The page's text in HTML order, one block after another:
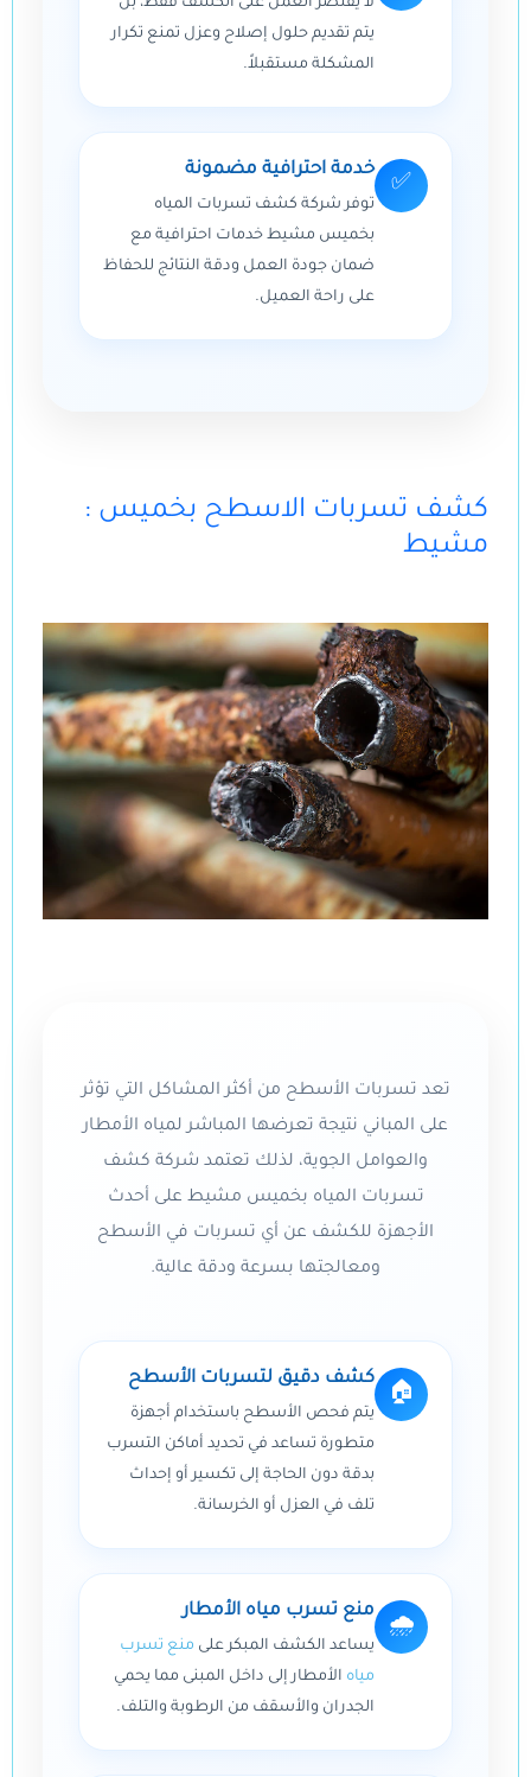
يتم تقديم حلول إصلاح وعزل تمنع تكرار
المشكلة مستقبلاً.
✅
خدمة احترافية مضمونة
توفر شركة كشف تسربات المياه
بخميس مشيط خدمات احترافية مع
ضمان جودة العمل ودقة النتائج للحفاظ
على راحة العميل.
: كشف تسربات الاسطح بخميس
مشيط
تعد تسربات الأسطح من أكثر المشاكل التي تؤثر
على المباني نتيجة تعرضها المباشر لمياه الأمطار
والعوامل الجوية، لذلك تعتمد شركة كشف
تسربات المياه بخميس مشيط على أحدث
الأجهزة للكشف عن أي تسربات في الأسطح
ومعالجتها بسرعة ودقة عالية.
🏠
كشف دقيق لتسربات الأسطح
يتم فحص الأسطح باستخدام أجهزة
متطورة تساعد في تحديد أماكن التسرب
بدقة دون الحاجة إلى تكسير أو إحداث
تلف في العزل أو الخرسانة.
🌧️
منع تسرب مياه الأمطار
يساعد الكشف المبكر على منع تسرب
مياه الأمطار إلى داخل المبنى مما يحمي
الجدران والأسقف من الرطوبة والتلف.